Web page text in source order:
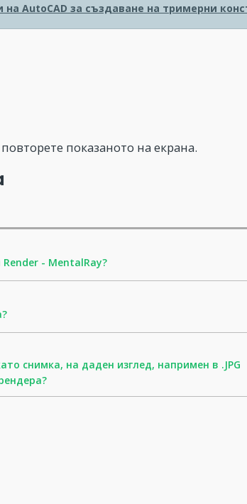
AutoCAD за създаване на тримерни
показаното на екрана.
- MentalRay?
снимка, на даден изглед, напримен в .JPG